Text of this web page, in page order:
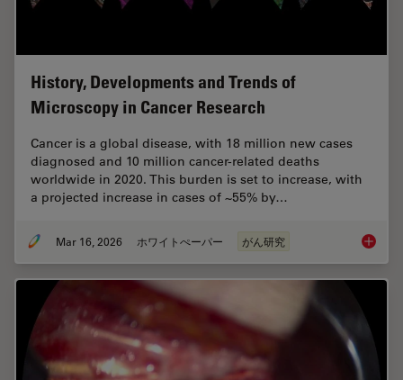
History, Developments and Trends of
Microscopy in Cancer Research
Cancer is a global disease, with 18 million new cases
diagnosed and 10 million cancer-related deaths
worldwide in 2020. This burden is set to increase, with
a projected increase in cases of ~55% by…
Mar 16, 2026 ホワイトぺーパー がん研究